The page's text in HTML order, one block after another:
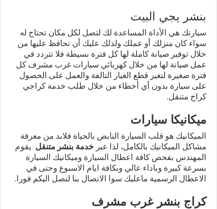
بنشر يجي البيت
سيارتك هي الأداة المساعدة لك لتصل لكل مكان تحتاج له
سواء كان منزلك أو عملك ولذلك عليك أن تحافظ عليها من
خلال توفير صيانة كاملة لها كل فترة بسيطة فلا تتردد في
عمل صيانة لها من خلال كهربائي سيارات غرب مشرف كل
فترة صغيرة لتغير قطع الغيار التالفة والعمل على الحصول
على سيارة بدون أي أخطاء من خلال طلب خدمة كراجي
كراج متنقل.
ميكانيكا سيارات
الميكانيك هو قلب السيارة النابض بالحياة فلابد من معرفة
مشاكل الميكانيك بالكامل، لذا عبر خدمة بنشر متنقل يقوم
المهندس بفحص كافة اعطال السيارة وميكانيك السيارة
بسرعة كبيرة وباداء عالي وبكافة ايام الاسبوع وحتى في
الاعطال الرسمية ماعليك سوا الاتصال بنا لنصل اليكم فورا.
كراج بنشر غرب مشرف